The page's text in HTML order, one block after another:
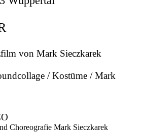
von Mark Sieczkarek
/ Kostüme / Mark
Choreografie Mark Sieczkarek